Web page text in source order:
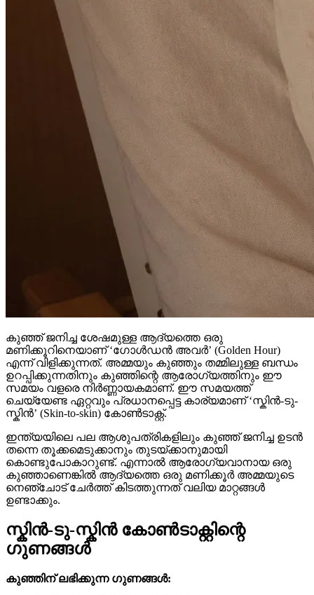
കുഞ്ഞ് ജനിച്ച ശേഷമുള്ള ആദ്യത്തെ ഒരു
മണിക്കൂറിനെയാണ് ‘ഗോൾഡൻ അവർ’ (Golden Hour)
എന്ന് വിളിക്കുന്നത്. അമ്മയും കുഞ്ഞും തമ്മിലുള്ള ബന്ധം
ഉറപ്പിക്കുന്നതിനും കുഞ്ഞിന്റെ ആരോഗ്യത്തിനും ഈ
സമയം വളരെ നിർണ്ണായകമാണ്. ഈ സമയത്ത്
ചെയ്യേണ്ട ഏറ്റവും പ്രധാനപ്പെട്ട കാര്യമാണ് ‘സ്കിൻ-ടു-
സ്കിൻ’ (Skin-to-skin) കോൺടാക്റ്റ്.
ഇന്ത്യയിലെ പല ആശുപത്രികളിലും കുഞ്ഞ് ജനിച്ച ഉടൻ
തന്നെ തൂക്കമെടുക്കാനും തുടയ്ക്കാനുമായി
കൊണ്ടുപോകാറുണ്ട്. എന്നാൽ ആരോഗ്യവാനായ ഒരു
കുഞ്ഞാണെങ്കിൽ ആദ്യത്തെ ഒരു മണിക്കൂർ അമ്മയുടെ
നെഞ്ചോട് ചേർത്ത് കിടത്തുന്നത് വലിയ മാറ്റങ്ങൾ
ഉണ്ടാക്കും.
സ്കിൻ-ടു-സ്കിൻ കോൺടാക്റ്റിന്റെ
ഗുണങ്ങൾ
കുഞ്ഞിന് ലഭിക്കുന്ന ഗുണങ്ങൾ: